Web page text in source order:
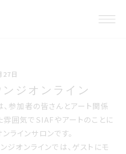
ちが
27日
ウンジオンライン
ジオンライン
参加者の皆さんとアート関係
雰囲気でSIAFやアートのことに
ラインサロンです。
オンラインでは、ゲストにモ